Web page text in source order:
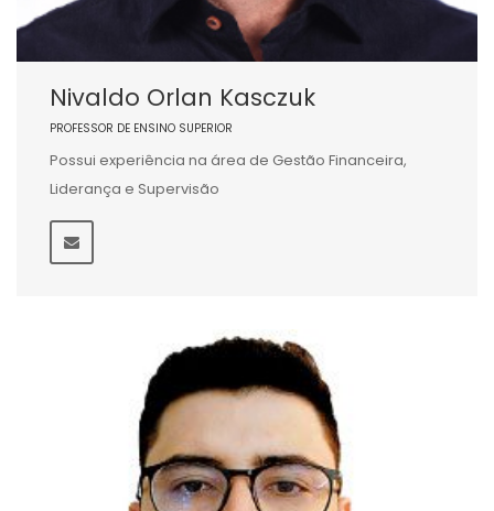
Nivaldo Orlan Kasczuk
PROFESSOR DE ENSINO SUPERIOR
Possui experiência na área de Gestão Financeira,
Liderança e Supervisão